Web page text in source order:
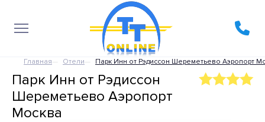
Главная Отели Парк Инн от Рэдиссон Шереметьево Аэропорт
Парк Инн от Рэдиссон
Шереметьево Аэропорт
Москва